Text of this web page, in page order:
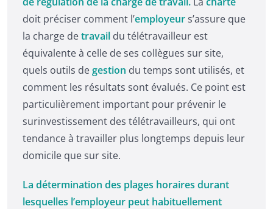
doit préciser comment l’employeurs’assure que
la charge detravail du télétravailleur est
équivalente à celle de ses collègues sur site,
quels outils degestion du temps sont utilisés, et
comment les résultats sont évalués. Ce point est
particulièrement important pour prévenir le
surinvestissement des télétravailleurs, qui ont
tendance à travailler plus longtemps depuis leur
domicile que sur site.
La détermination des plages horaires durant
lesquelles l’employeur peut habituellement